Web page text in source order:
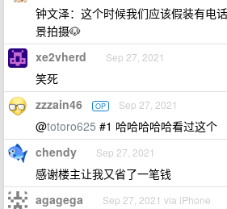
钟文泽：这个时候我们应该假装有电
景拍摄🐶
xe2vherd Sep 27, 2021
笑死
zzzain46 OP Sep 27, 2021
@totoro625 #1 哈哈哈哈哈看过这个
chendy Sep 27, 2021
感谢楼主让我又省了一笔钱
agagega Sep 27, 2021 via iPhone